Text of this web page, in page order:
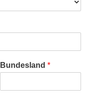
Bundesland *